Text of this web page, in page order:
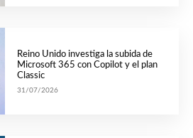
Reino Unido investiga la subida de
Microsoft 365 con Copilot y el plan
Classic
31/07/2026